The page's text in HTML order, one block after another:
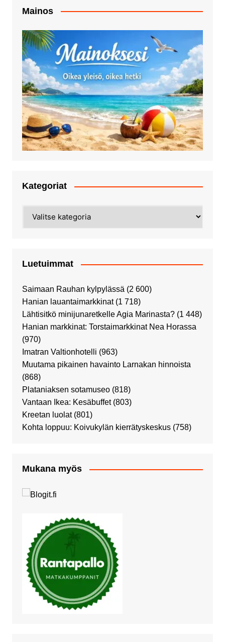
Mainos
Kategoriat
Luetuimmat
Saimaan Rauhan kylpylässä (2 600)
Hanian lauantaimarkkinat (1 718)
Lähtisitkö minijunaretkelle Agia Marinasta? (1 448)
Hanian markkinat: Torstaimarkkinat Nea Horassa
(970)
Imatran Valtionhotelli (963)
Muutama pikainen havainto Larnakan hinnoista
(868)
Plataniaksen sotamuseo (818)
Vantaan Ikea: Kesäbuffet (803)
Kreetan luolat (801)
Kohta loppuu: Koivukylän kierrätyskeskus (758)
Mukana myös